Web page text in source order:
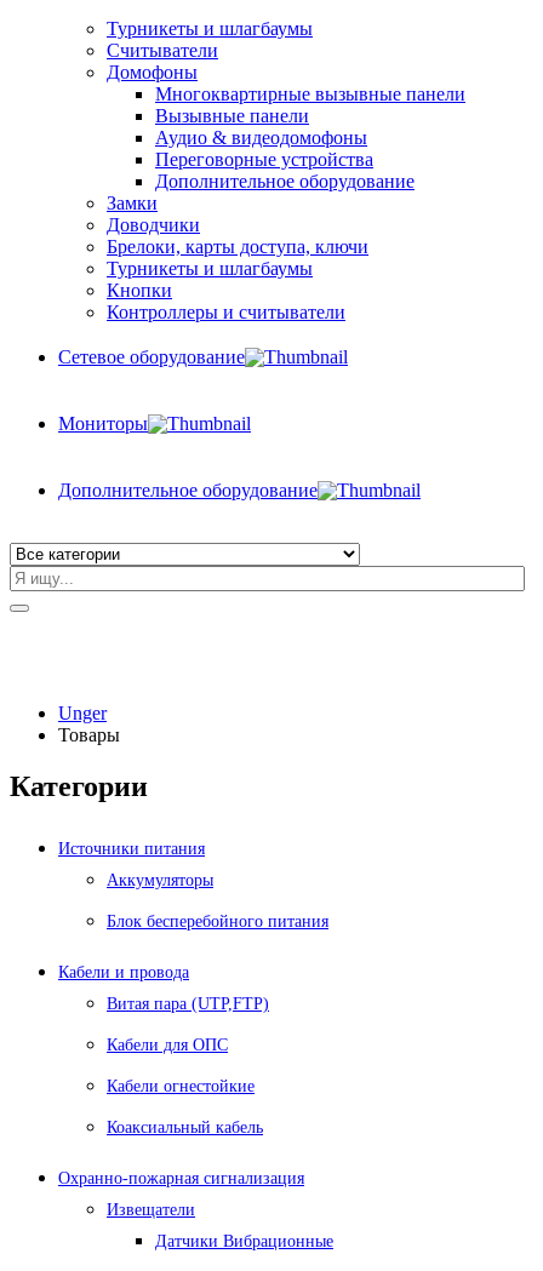
Турникеты и шлагбаумы
Cчитыватели
Домофоны
Многоквартирные вызывные панели
Вызывные панели
Аудио & видеодомофоны
Переговорные устройства
Дополнительное оборудование
Замки
Доводчики
Брелоки, карты доступа, ключи
Турникеты и шлагбаумы
Кнопки
Контроллеры и считыватели
Сетевое оборудование
Мониторы
Дополнительное оборудование
Unger
Товары
Категории
Источники питания
Аккумуляторы
Блок бесперебойного питания
Кабели и провода
Витая пара (UTP,FTP)
Кабели для ОПС
Кабели огнестойкие
Коаксиальный кабель
Охранно-пожарная сигнализация
Извещатели
Датчики Вибрационные